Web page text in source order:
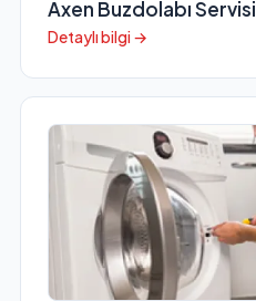
Axen Buzdolabı Servisi
Detaylı bilgi →